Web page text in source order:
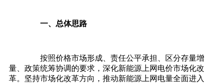
一、总体思路
按照价格市场形成、责任公平承担、区分存量增
量、政策统筹协调的要求，深化新能源上网电价市场化改
革。坚持市场化改革方向，推动新能源上网电量全面进入